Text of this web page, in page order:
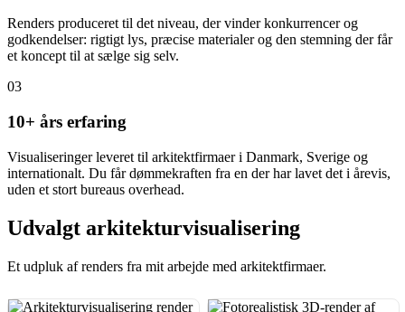
Renders produceret til det niveau, der vinder konkurrencer og
godkendelser: rigtigt lys, præcise materialer og den stemning der får
et koncept til at sælge sig selv.
03
10+ års erfaring
Visualiseringer leveret til arkitektfirmaer i Danmark, Sverige og
internationalt. Du får dømmekraften fra en der har lavet det i årevis,
uden et stort bureaus overhead.
Udvalgt arkitekturvisualisering
Et udpluk af renders fra mit arbejde med arkitektfirmaer.